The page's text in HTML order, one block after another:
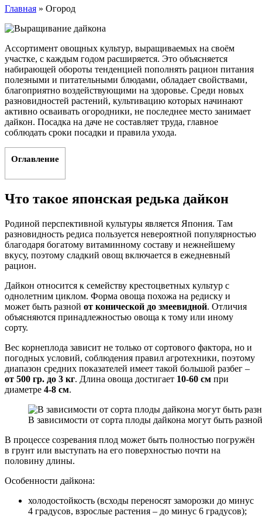
Главная » Огород
Ассортимент овощных культур, выращиваемых на своём
участке, с каждым годом расширяется. Это объясняется
набирающей обороты тенденцией пополнять рацион питания
полезными и питательными блюдами, обладает свойствами,
благоприятно воздействующими на здоровье. Среди новых
разновидностей растений, культивацию которых начинают
активно осваивать огородники, не последнее место занимает
дайкон. Посадка на даче не составляет труда, главное
соблюдать сроки посадки и правила ухода.
Оглавление
Что такое японская редька дайкон
Родиной перспективной культуры является Япония. Там
разновидность редиса пользуется невероятной популярностью
благодаря богатому витаминному составу и нежнейшему
вкусу, поэтому сладкий овощ включается в ежедневный
рацион.
Дайкон относится к семейству крестоцветных культур с
однолетним циклом. Форма овоща похожа на редиску и
может быть разной от конической до змеевидной. Отличия
объясняются принадлежностью овоща к тому или иному
сорту.
Вес корнеплода зависит не только от сортового фактора, но и
погодных условий, соблюдения правил агротехники, поэтому
диапазон средних показателей имеет такой большой разбег –
от 500 гр. до 3 кг. Длина овоща достигает 10-60 см при
диаметре 4-8 см.
В зависимости от сорта плоды дайкона могут быть
В процессе созревания плод может быть полностью погружён
в грунт или выступать на его поверхностью почти на
половину длины.
Особенности дайкона:
холодостойкость (всходы переносят заморозки до минус
4 градусов, взрослые растения – до минус 6 градусов);